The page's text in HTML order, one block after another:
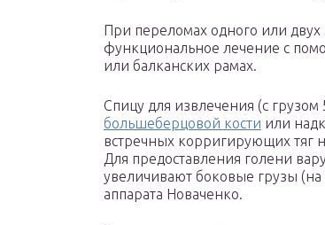
При переломах одного или
функциональное лечение с
или балканских рамах.
Спицу для извлечения (с грузом
большеберцовой кости или
встречных корригирующих тяг
Для предоставления голени
увеличивают боковые грузы
аппарата Новаченко.